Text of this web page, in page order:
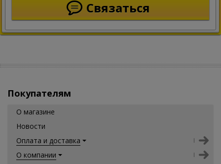
Связаться
Покупателям
О магазине
Новости
Оплата и доставка
О компании